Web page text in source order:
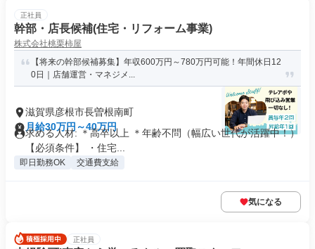
正社員
幹部・店長候補(住宅・リフォーム事業)
株式会社桃栗柿屋
【将来の幹部候補募集】年収600万円～780万円可能！年間休日12
0日｜店舗運営・マネジメ...
滋賀県彦根市長曽根南町
月給30万円～40万円
求める人材: ＊高卒以上 ＊年齢不問（幅広い世代が活躍中！）
【必須条件】 ・住宅...
即日勤務OK 交通費支給
気になる
正社員